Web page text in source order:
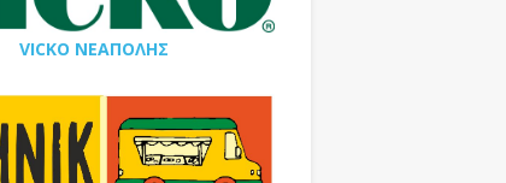
VICKO ΝΕΑΠΟΛΗΣ